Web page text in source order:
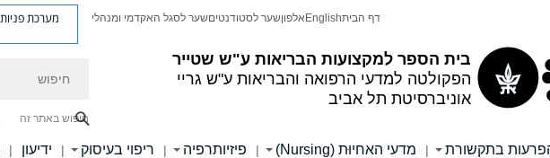
בית הספר למקצועות הבריאות ע"ש שטייר
הפקולטה למדעי הרפואה והבריאות ע"ש גריי
אוניברסיטת תל אביב
דף הביתEnglish אלפוןשער לסטודנטיםשער לסגל האקדמי ומנהלי מערכת פניות
חיפוש באתר זה
בתקשורת | מדעי האחיוּת (Nursing) | פיזיותרפיה | ריפוי בעיסוק | ידיעון |